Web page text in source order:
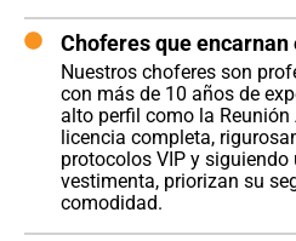
Choferes que
Nuestros choferes son
con más de 10 años de
alto perfil como la Reunión
licencia completa,
protocolos VIP y
vestimenta, priorizan su
comodidad.